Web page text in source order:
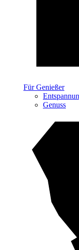
Für Genießer
Genuss